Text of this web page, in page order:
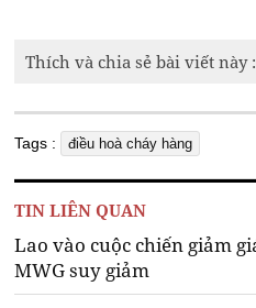
Thích và chia sẻ bài viết này :
Tags : điều hoà cháy hàng
TIN LIÊN QUAN
Lao vào cuộc chiến giảm
MWG suy giảm